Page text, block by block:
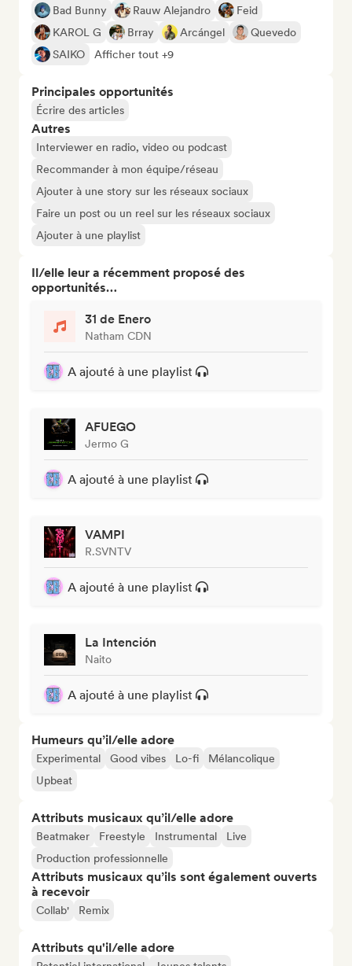
Bad Bunny Rauw Alejandro
Feid
KAROL G
Brray Arcángel
Quevedo
SAIKO
Afficher tout +9
Principales opportunités
Écrire des articles
Autres
Interviewer en radio, video ou podcast
Recommander à mon équipe/réseau
Ajouter à une story sur les réseaux sociaux
Faire un post ou un reel sur les réseaux sociaux
Ajouter à une playlist
Il/elle leur a récemment proposé des
opportunités…
31 de Enero
Natham CDN
A ajouté à une playlist
AFUEGO
Jermo G
A ajouté à une playlist
VAMPI
R.SVNTV
A ajouté à une playlist
La Intención
Naito
A ajouté à une playlist
Humeurs qu’il/elle adore
Experimental Good vibes Lo-fi
Mélancolique
Upbeat
Attributs musicaux qu’il/elle adore
Beatmaker Freestyle Instrumental
Live
Production professionnelle
Attributs musicaux qu’ils sont également ouverts
à recevoir
Collab' Remix
Attributs qu'il/elle adore